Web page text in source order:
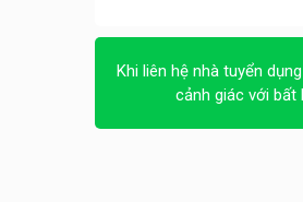
Khi liên hệ nhà tuyển
cảnh giác với bất